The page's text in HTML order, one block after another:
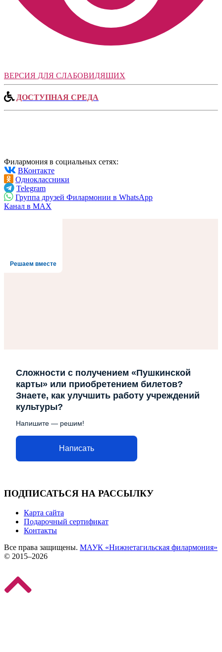
ВЕРСИЯ ДЛЯ СЛАБОВИДЯЩИХ
ДОСТУПНАЯ СРЕДА
Филармония в социальных сетях:
ВКонтакте
Одноклассники
Telegram
Группа друзей Филармонии в WhatsApp
Канал в MAX
Решаем вместе
Сложности с получением «Пушкинской
карты» или приобретением билетов?
Знаете, как улучшить работу учреждений
культуры?
Напишите — решим!
Написать
ПОДПИСАТЬСЯ НА РАССЫЛКУ
Карта сайта
Подарочный сертификат
Контакты
Все права защищены. МАУК «Нижнетагильская филармония»
© 2015–2026